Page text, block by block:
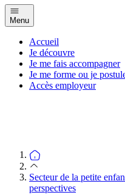
Menu
Accueil
Je découvre
Je me fais accompagner
Je me forme ou je
Accès employeur
Secteur de la petite
perspectives